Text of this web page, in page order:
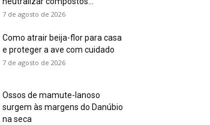
7 de agosto de 2026
Como atrair beija-flor para casa
e proteger a ave com cuidado
7 de agosto de 2026
Ossos de mamute-lanoso
surgem às margens do Danúbio
na seca